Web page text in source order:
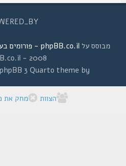
POWERED_BY
מבוסס עלphpBB.co.il - פורומים בעברית
2008 - phpBB.co.il.
phpBB 3 Quarto theme by
הצוות מחק את כל